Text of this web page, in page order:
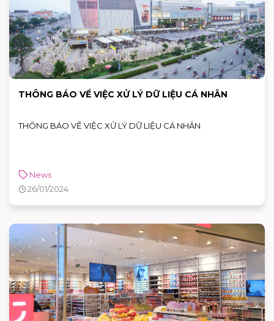
THÔNG BÁO VỀ VIỆC XỬ LÝ DỮ LIỆU CÁ NHÂN
THÔNG BÁO VỀ VIỆC XỬ LÝ DỮ LIỆU CÁ NHÂN
News
26/01/2024